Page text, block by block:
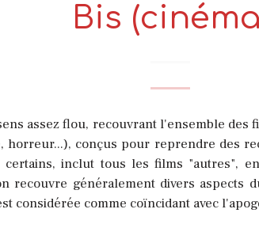
Bis
assez flou, recouvrant l'ensemble des
conçus pour reprendre des
inclut tous les films "autres",
recouvre généralement divers
considérée comme coïncidant avec